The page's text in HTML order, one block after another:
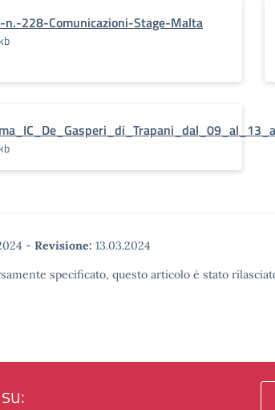
n.-228-Comunicazioni-Stage-Malta
- Revisione: 13.03.2024
specificato, questo articolo è stato